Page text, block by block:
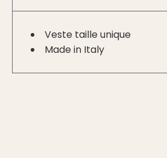
Veste taille unique
Made in Italy